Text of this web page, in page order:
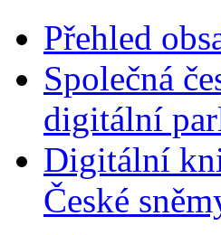
Přehled
Společná
digitální
Digitální
České